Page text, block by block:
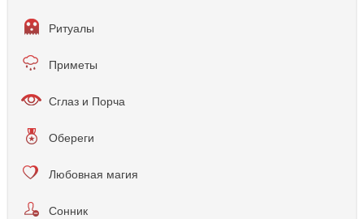
Ритуалы
Приметы
Сглаз и Порча
Обереги
Любовная магия
Сонник